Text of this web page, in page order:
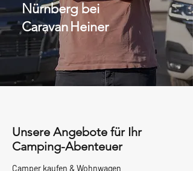
Nürnberg bei
Caravan Heiner
Unsere Angebote für Ihr
Camping-Abenteuer
Camper kaufen & Wohnwagen